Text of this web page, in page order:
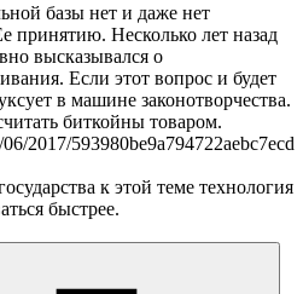
базы нет и даже нет
принятию. Несколько лет назад
высказывался о
Если этот вопрос и будет
в машине законотворчества.
биткойны товаром.
2017/593980be9a794722aebc7ecd
к этой теме технология
быстрее.